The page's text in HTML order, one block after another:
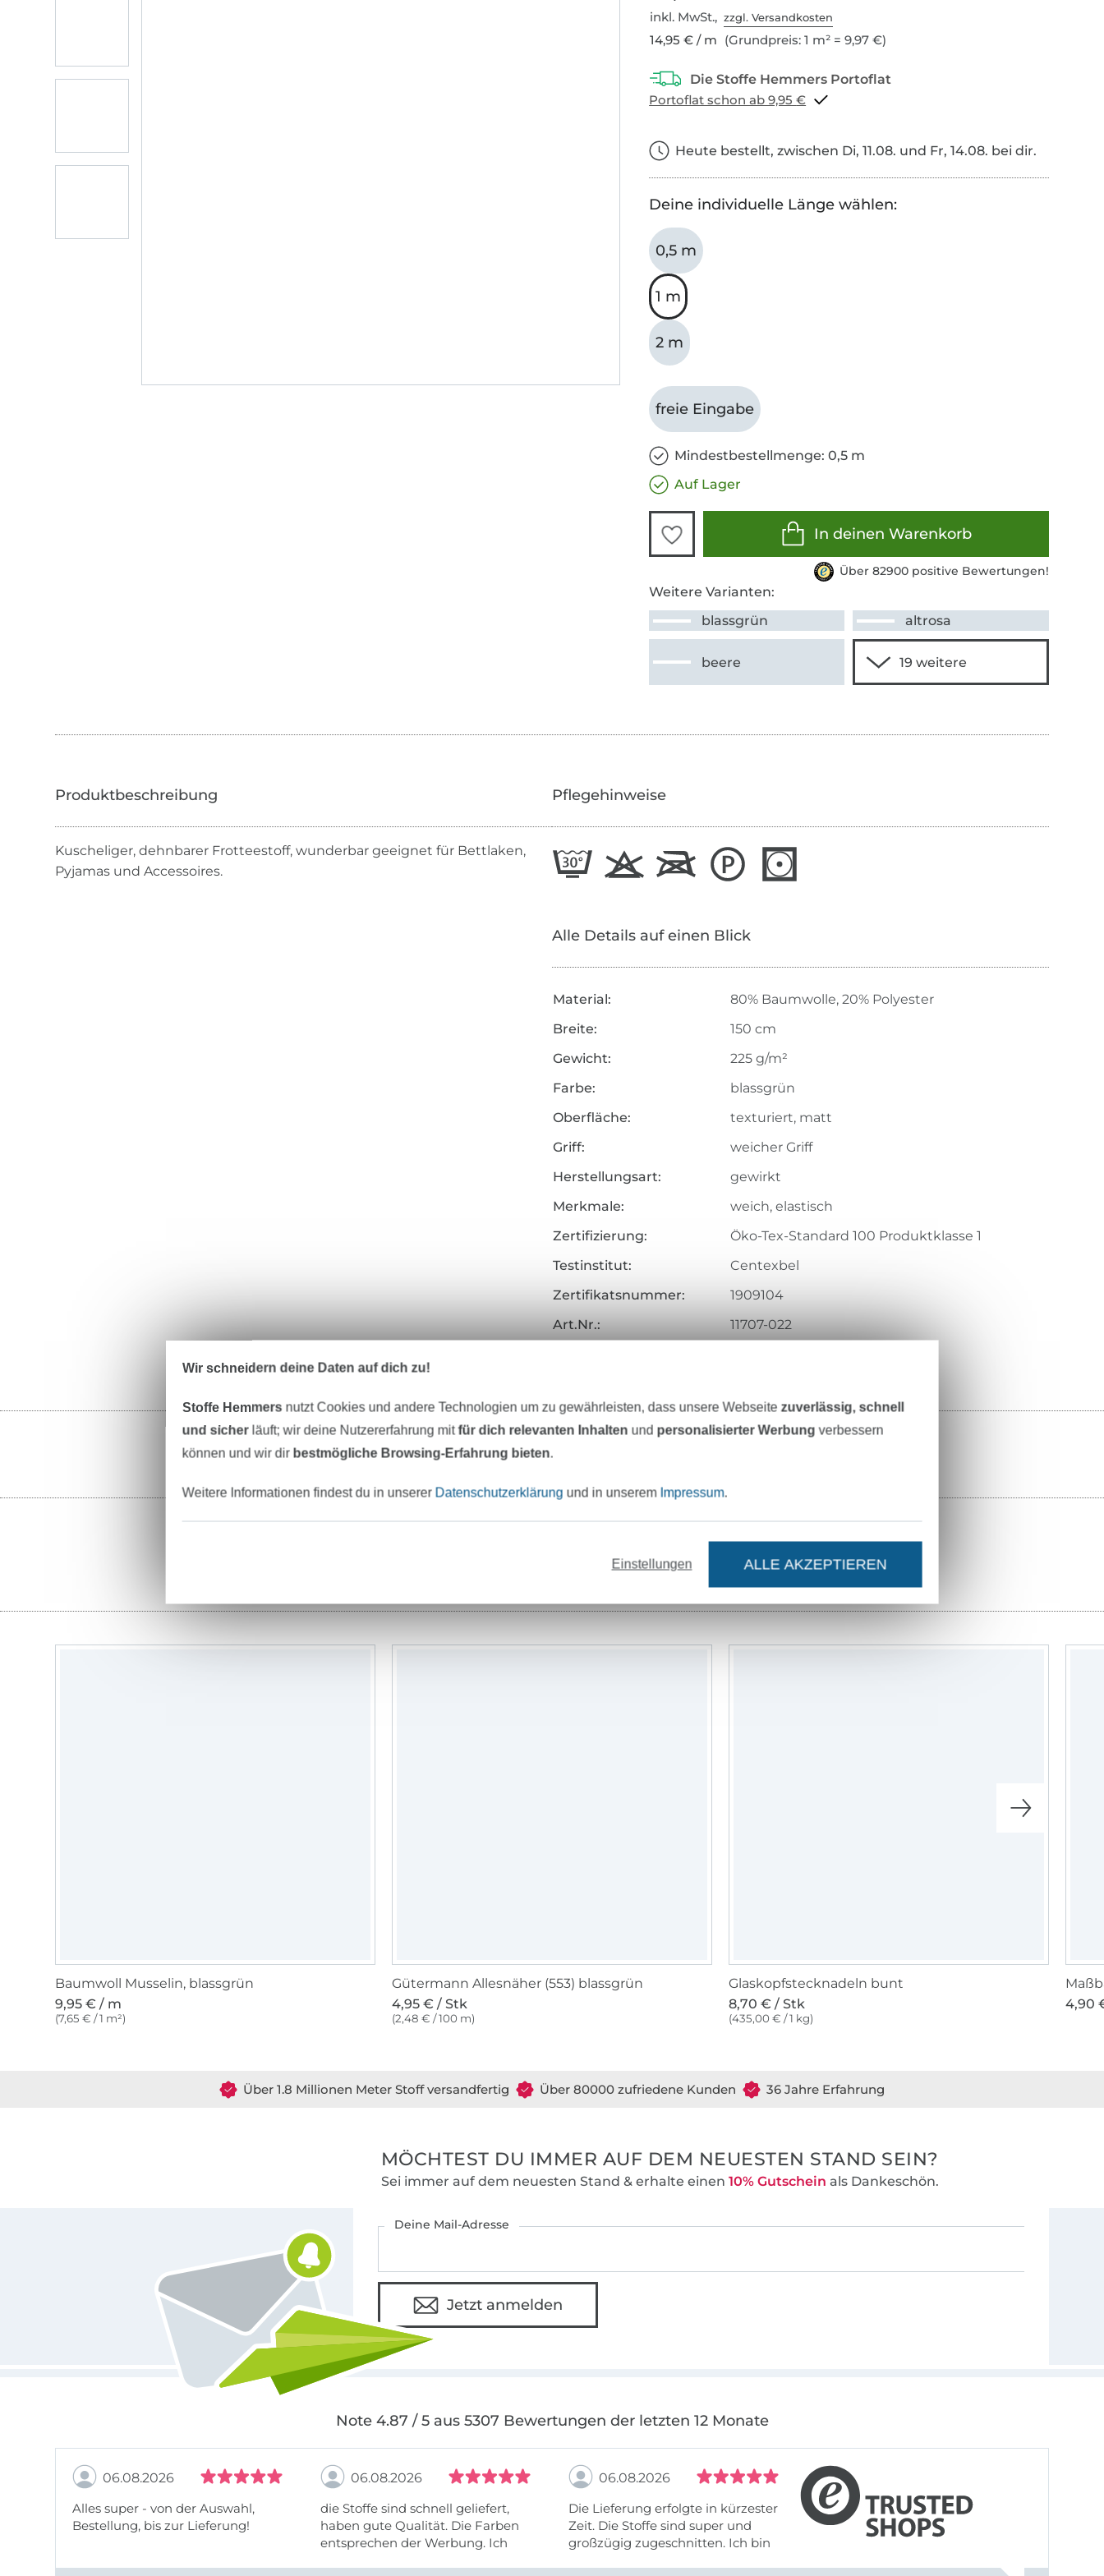
inkl. MwSt.,zzgl. Versandkosten
14,95 € / m (Grundpreis: 1 m² = 9,97 €)
Portoflat schon ab 9,95 €
Heute bestellt, zwischen Di, 11.08. und Fr, 14.08. bei dir.
Deine individuelle Länge wählen:
0,5 m
1 m
2 m
freie Eingabe
Mindestbestellmenge: 0,5 m
Auf Lager
In deinen Warenkorb
Über 82900 positive Bewertungen!
Weitere Varianten:
blassgrün
altrosa
beere
Kuscheliger, dehnbarer Frotteestoff, wunderbar geeignet für Bettlaken,
Pyjamas und Accessoires.
Pflegehinweise
Alle Details auf einen Blick
Material:
80% Baumwolle, 20% Polyester
Breite:
150 cm
Gewicht:
225 g/m²
Farbe:
blassgrün
Oberfläche:
texturiert, matt
Griff:
weicher Griff
Herstellungsart:
gewirkt
Merkmale:
weich, elastisch
Zertifizierung:
Öko-Tex-Standard 100 Produktklasse 1
Testinstitut:
Centexbel
Zertifikatsnummer:
1909104
Art.Nr.:
11707-022
Unser Tipp: Das passt dazu
Schnittmuster
Baumwoll Musselin, blassgrün
9,95 € / m
(7,65 € / 1 m²)
Gütermann Allesnäher (553) blassgrün
4,95 € / Stk
(2,48 € / 100 m)
Glaskopfstecknadeln bunt
8,70 € / Stk
(435,00 € / 1 kg)
4,90
Über 1.8 Millionen Meter Stoff versandfertig Über 80000 zufriedene Kunden 36 Jahre Erfahrung
MÖCHTEST DU IMMER AUF DEM NEUESTEN STAND SEIN?
Sei immer auf dem neuesten Stand & erhalte einen 10% Gutschein als Dankeschön.
Deine Mail-Adresse
Jetzt anmelden
Note 4.87 / 5 aus 5307 Bewertungen der letzten 12 Monate
06.08.2026
Alles super - von der Auswahl,
Bestellung, bis zur Lieferung!
06.08.2026
die Stoffe sind schnell geliefert,
haben gute Qualität. Die Farben
entsprechen der Werbung. Ich
06.08.2026
Die Lieferung erfolgte in kürzester
Zeit. Die Stoffe sind super und
großzügig zugeschnitten. Ich bin
Wir schneidern deine Daten auf dich zu!
Stoffe Hemmers nutzt Cookies und andere Technologien um zu gewährleisten, dass unsere Webseitezuverlässig, schnell
und sicherläuft; wir deine Nutzererfahrung mitfür dich relevanten Inhalten und personalisierter Werbung verbessern
können und wir dir bestmögliche Browsing-Erfahrung bieten.
Weitere Informationen findest du in unserer Datenschutzerklärung und in unserem Impressum.
Einstellungen ALLE AKZEPTIEREN